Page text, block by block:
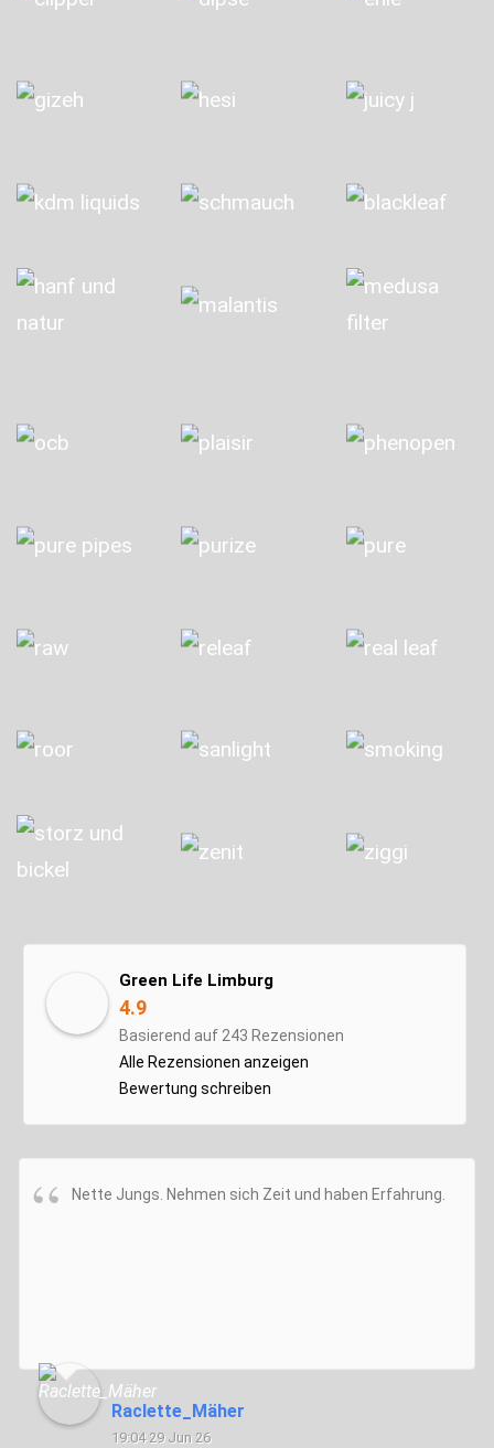
Green Life Limburg
4.9
Basierend auf 243 Rezensionen
Alle Rezensionen anzeigen
Bewertung schreiben
Nette Jungs. Nehmen sich Zeit und haben Erfahrung.
Raclette_Mäher
19:04 29 Jun 26